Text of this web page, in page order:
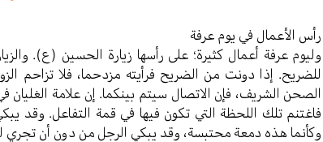
رأس الأعمال في يوم عرفة
وليوم عرفة أعمال كثيرة؛ على رأسها زيارة الحسين (ع).
للضريح. إذا دونت من الضريح فرأيته مزدحما، فلا تزاحم
الصحن الشريف، فإن الاتصال سيتم بينكما. إن علامة الغليان
فاغتنم تلك اللحظة التي تكون فيها في قمة التفاعل. وقد
وكأنما هذه دمعة محتبسة، وقد يبكي الرجل من دون أن تجري